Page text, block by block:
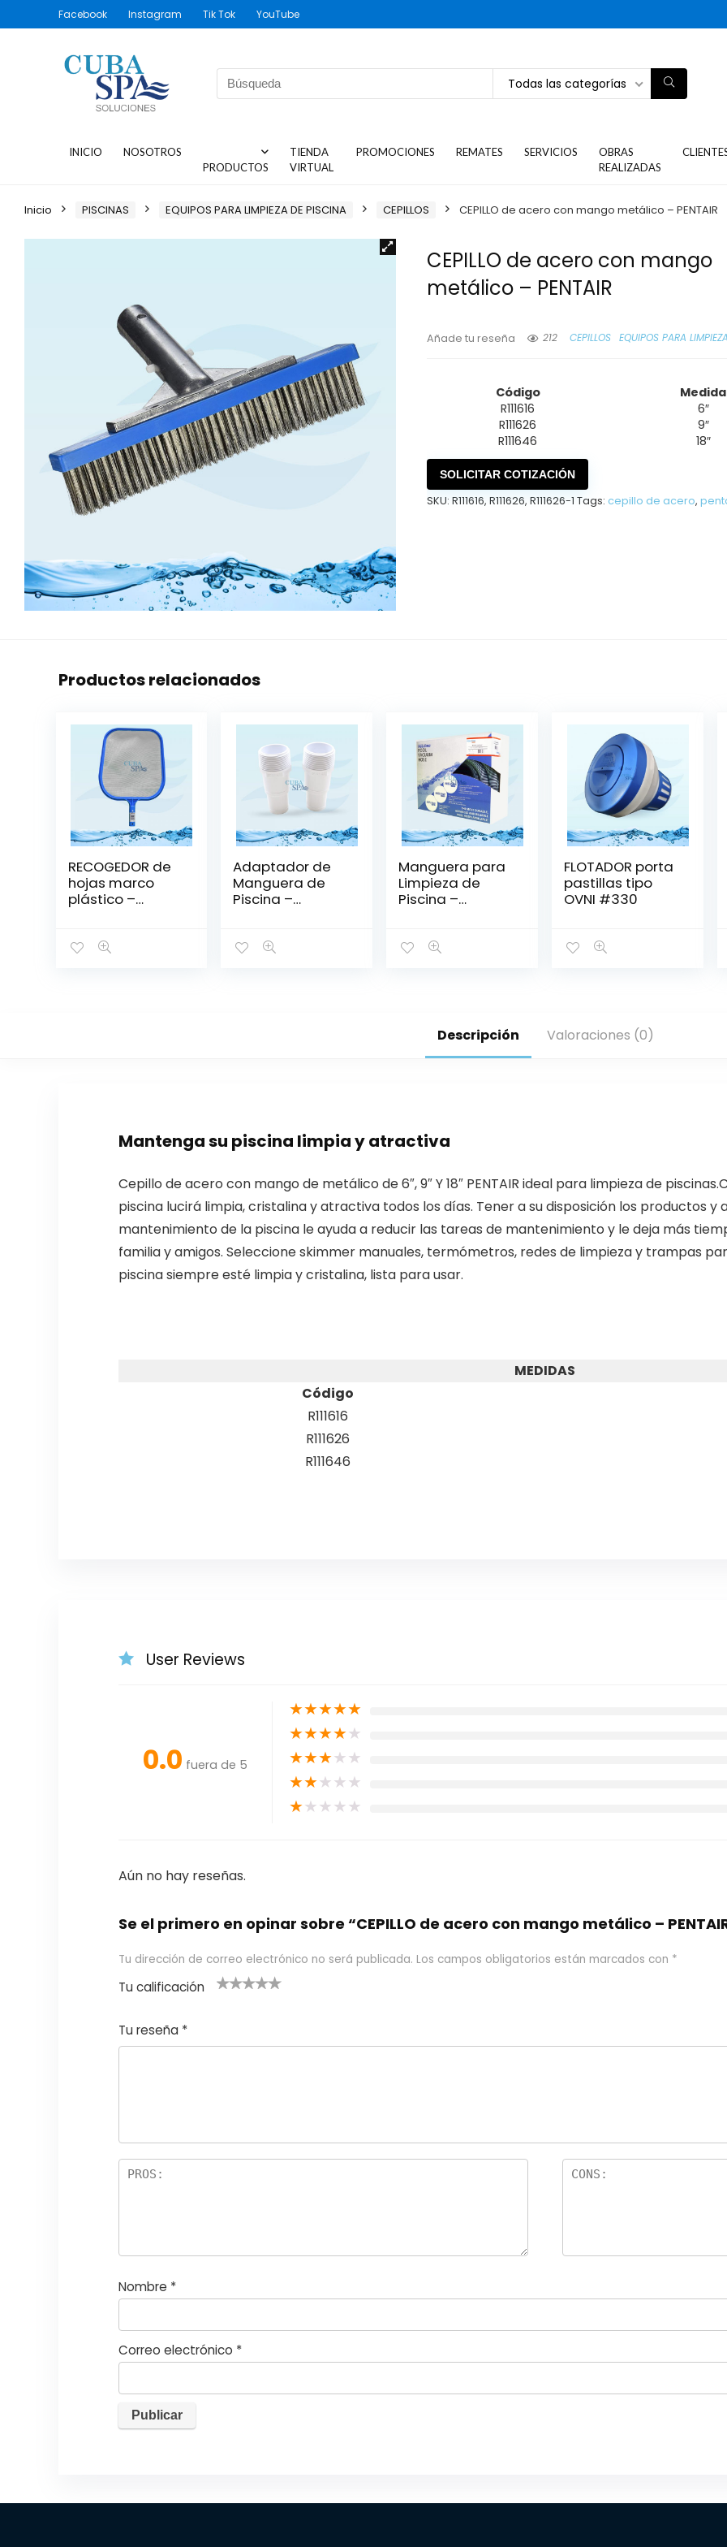
Facebook Instagram Tik Tok YouTube
Todas las categorías
INICIO
NOSOTROS
PRODUCTOS
TIENDA
VIRTUAL
PROMOCIONES REMATES SERVICIOS
OBRAS
REALIZADAS
Inicio PISCINAS EQUIPOS PARA LIMPIEZA DE PISCINA CEPILLOS CEPILLO de acero con mango metálico – PENTAIR
CEPILLO de acero con mango
metálico – PENTAIR
Añade tu reseña 212 CEPILLOS EQUIPOS PARA
Código
Medida
R111616
6″
R111626
9″
R111646
18″
SOLICITAR COTIZACIÓN
SKU:R111616, R111626, R111626-1 Tags: cepillo de acero,
Productos relacionados
RECOGEDOR de
hojas marco
plástico –
Adaptador de
Manguera de
Piscina –
Manguera para
Limpieza de
Piscina –
FLOTADOR porta
pastillas tipo
OVNI #330
Descripción Valoraciones (0)
Mantenga su piscina limpia y atractiva
Cepillo de acero con mango de metálico de 6″, 9″ Y 18″ PENTAIR ideal para limpieza de
piscina lucirá limpia, cristalina y atractiva todos los días. Tener a su disposición los productos y
mantenimiento de la piscina le ayuda a reducir las tareas de mantenimiento y le deja más
familia y amigos. Seleccione skimmer manuales, termómetros, redes de limpieza y trampas
piscina siempre esté limpia y cristalina, lista para usar.
MEDIDAS
Código
R111616
R111626
R111646
User Reviews
0.0 fuera de 5
★★★★★
★★★★★
★★★★★
★★★★★
★★★★★
Aún no hay reseñas.
Se el primero en opinar sobre “CEPILLO de acero con mango metálico –
Tu dirección de correo electrónico no será publicada. Los campos obligatorios están marcados con *
Tu calificación
e
el
5
las
s
Tu reseña *
Nombre *
Correo electrónico *